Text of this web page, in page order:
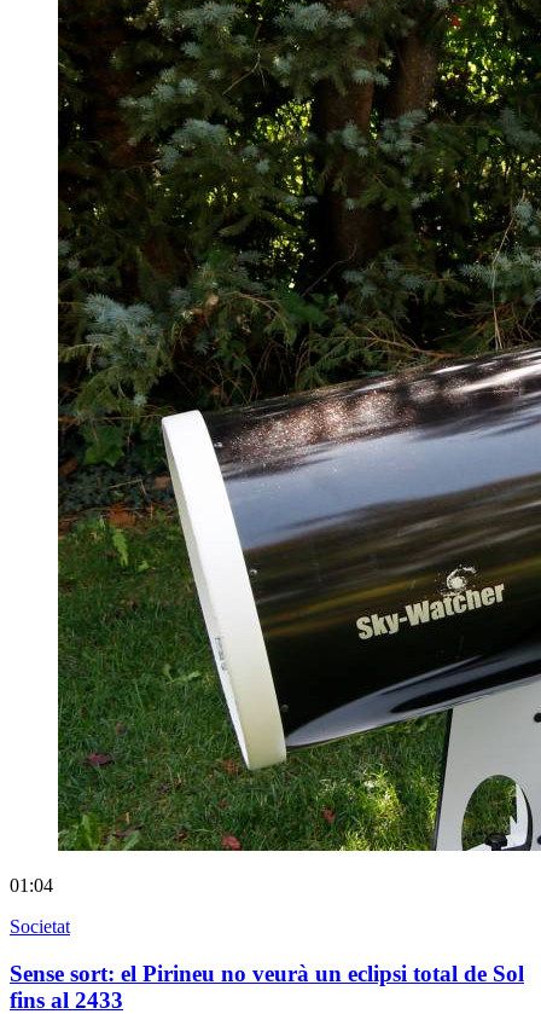
01:04
Societat
Sense sort: el Pirineu no veurà un eclipsi total de Sol
fins al 2433